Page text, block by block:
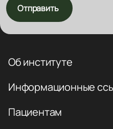
Отправить
Об институте
Информационные
Пациентам